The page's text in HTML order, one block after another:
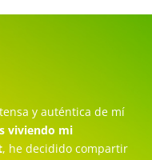
y auténtica de mí
viviendo mi
, he decidido compartir